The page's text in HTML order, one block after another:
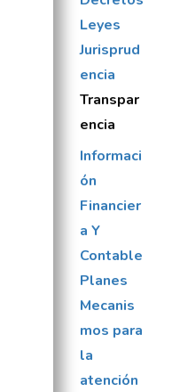
Leyes
Jurisprud
encia
Transpar
encia
Informaci
ón
Financier
a Y
Contable
Planes
Mecanis
mos para
la
atención